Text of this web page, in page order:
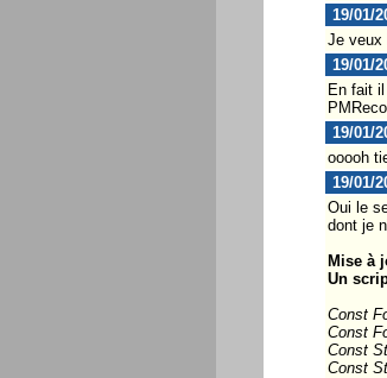
19/01/
Je veux
19/01/
En fait
19/01/
ooooh
19/01/
Oui le
dont je
Mise à
Un
Const
Const
Const
Const